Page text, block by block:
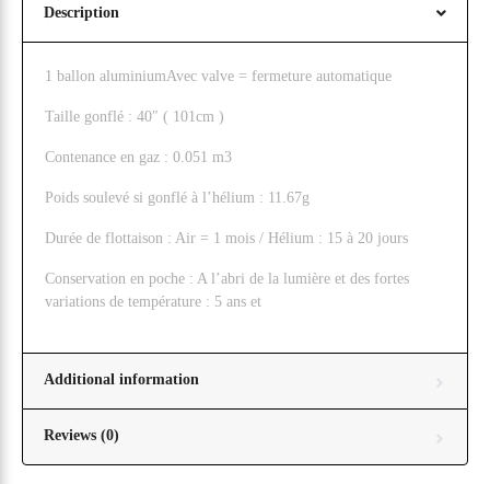
Description
1 ballon aluminiumAvec valve = fermeture automatique
Taille gonflé : 40″ ( 101cm )
Contenance en gaz : 0.051 m3
Poids soulevé si gonflé à l’hélium : 11.67g
Durée de flottaison : Air = 1 mois / Hélium : 15 à 20 jours
Conservation en poche : A l’abri de la lumière et des fortes
variations de température : 5 ans et
Additional information
Reviews (0)